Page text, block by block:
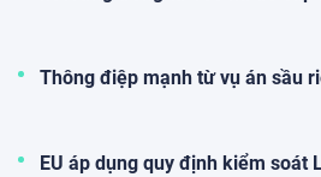
Thông điệp mạnh từ vụ án sầu
EU áp dụng quy định kiểm soát